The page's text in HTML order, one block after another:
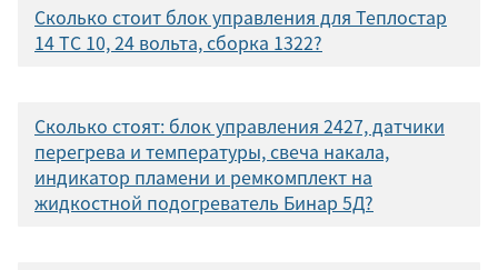
Сколько стоит блок управления для Теплостар
14 ТС 10, 24 вольта, сборка 1322?
Сколько стоят: блок управления 2427, датчики
перегрева и температуры, свеча накала,
индикатор пламени и ремкомплект на
жидкостной подогреватель Бинар 5Д?